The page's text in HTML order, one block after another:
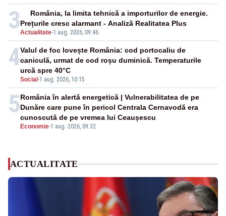
3Actualitate-1 aug. 2026, 09:46
România, la limita tehnică a importurilor de energie.
Prețurile cresc alarmant - Analiză Realitatea Plus
4
Social -1 aug. 2026, 10:15
Valul de foc lovește România: cod portocaliu de
caniculă, urmat de cod roșu duminică. Temperaturile
urcă spre 40°C
5
Economie-1 aug. 2026, 09:32
România în alertă energetică | Vulnerabilitatea de pe
Dunăre care pune în pericol Centrala Cernavodă era
cunoscută de pe vremea lui Ceaușescu
ACTUALITATE